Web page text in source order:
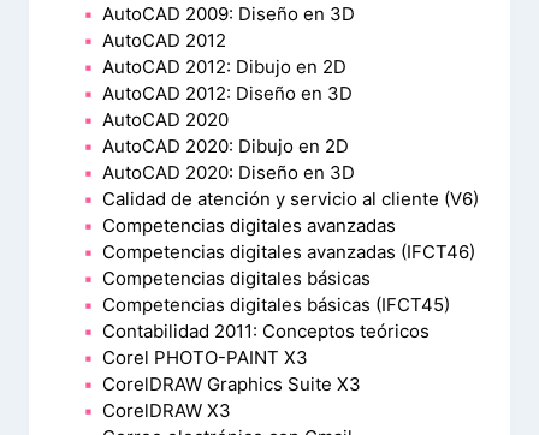
AutoCAD 2009: Diseño en 3D
AutoCAD 2012
AutoCAD 2012: Dibujo en 2D
AutoCAD 2012: Diseño en 3D
AutoCAD 2020
AutoCAD 2020: Dibujo en 2D
AutoCAD 2020: Diseño en 3D
Calidad de atención y servicio al cliente (V6)
Competencias digitales avanzadas
Competencias digitales avanzadas (IFCT46)
Competencias digitales básicas
Competencias digitales básicas (IFCT45)
Contabilidad 2011: Conceptos teóricos
Corel PHOTO-PAINT X3
CorelDRAW Graphics Suite X3
CorelDRAW X3